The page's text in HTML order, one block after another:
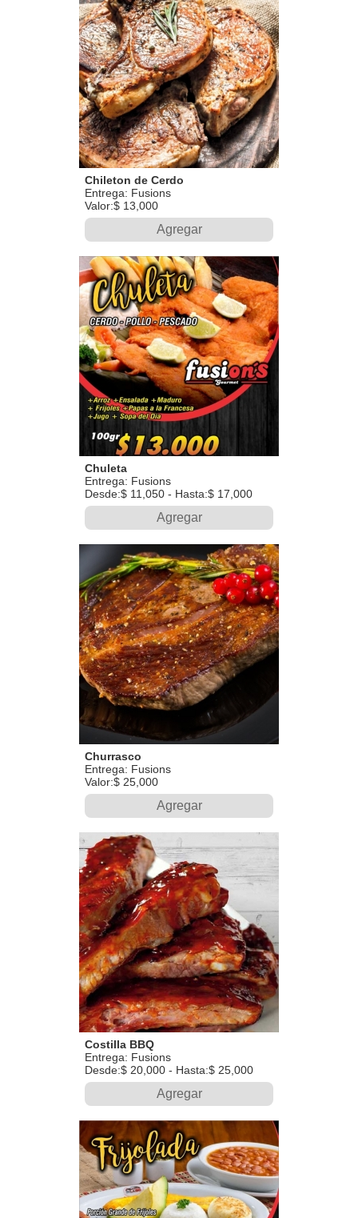
Chileton de Cerdo
Entrega: Fusions
Valor:$ 13,000
Agregar
Chuleta
Entrega: Fusions
Desde:$ 11,050 - Hasta:$ 17,000
Agregar
Churrasco
Entrega: Fusions
Valor:$ 25,000
Agregar
Costilla BBQ
Entrega: Fusions
Desde:$ 20,000 - Hasta:$ 25,000
Agregar